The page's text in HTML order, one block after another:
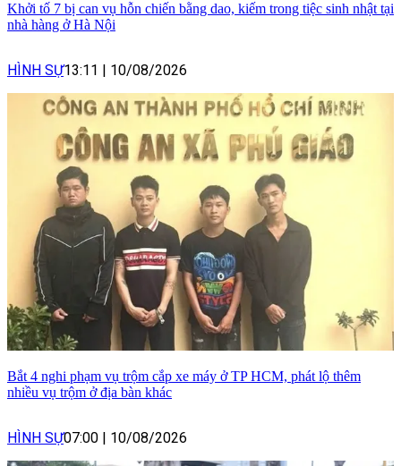
Khởi tố 7 bị can vụ hỗn chiến bằng dao, kiếm trong tiệc sinh nhật tại
nhà hàng ở Hà Nội
HÌNH SỰ13:11 10/08/2026
Bắt 4 nghi phạm vụ trộm cắp xe máy ở TP HCM, phát lộ thêm
nhiều vụ trộm ở địa bàn khác
HÌNH SỰ07:00 10/08/2026